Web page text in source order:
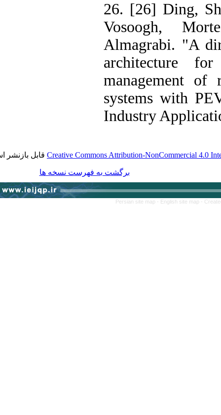
26. [26] Ding,
Vosoogh,
Almagrabi. "A
architecture
management
systems with
Industry
Creative Commons Attribution-NonCommercialقابل بازنشر است.
برگشت به فهرست نسخه ها
Persian site map - English site map-